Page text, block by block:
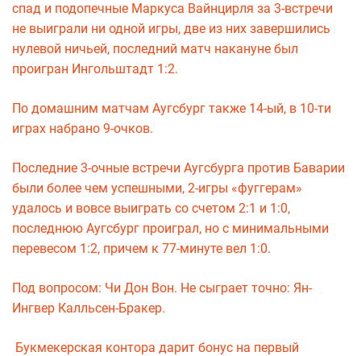
спад и подопечные Маркуса Вайнцирля за 3-встречи
не выиграли ни одной игры, две из них завершились
нулевой ничьей, последний матч накануне был
проигран Ингольштадт 1:2.
По домашним матчам Аугсбург также 14-ый, в 10-ти
играх набрано 9-очков.
Последние 3-очные встречи Аугсбурга против Баварии
были более чем успешными, 2-игры «фуггерам»
удалось и вовсе выиграть со счетом 2:1 и 1:0,
последнюю Аугсбург проиграл, но с минимальными
перевесом 1:2, причем к 77-минуте вел 1:0.
Под вопросом: Чи Дон Вон. Не сыграет точно: Ян-
Ингвер Калльсен-Бракер.
Букмекерская контора дарит бонус на первый